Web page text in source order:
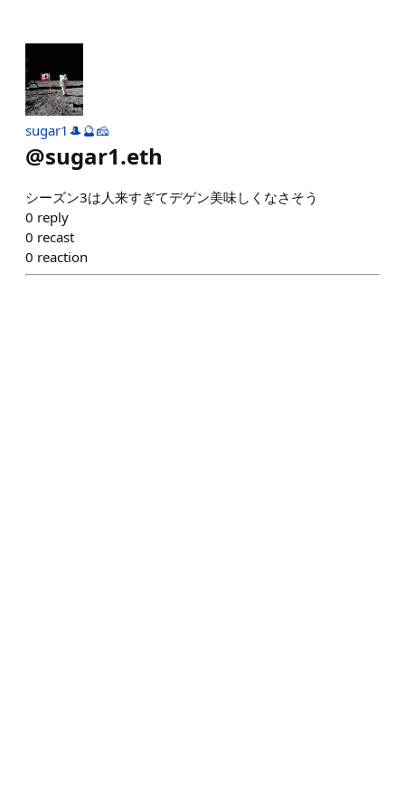
sugar1🎩🔮🧀
@sugar1.eth
シーズン3は人来すぎてデゲン美味しくなさそう
0 reply
0 recast
0 reaction